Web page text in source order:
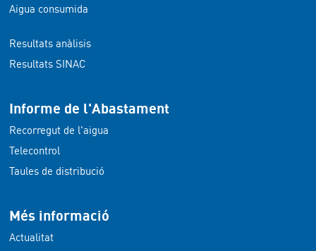
Aigua consumida
Resultats anàlisis
Resultats SINAC
Informe de l'Abastament
Recorregut de l'aigua
Telecontrol
Taules de distribució
Més informació
Actualitat